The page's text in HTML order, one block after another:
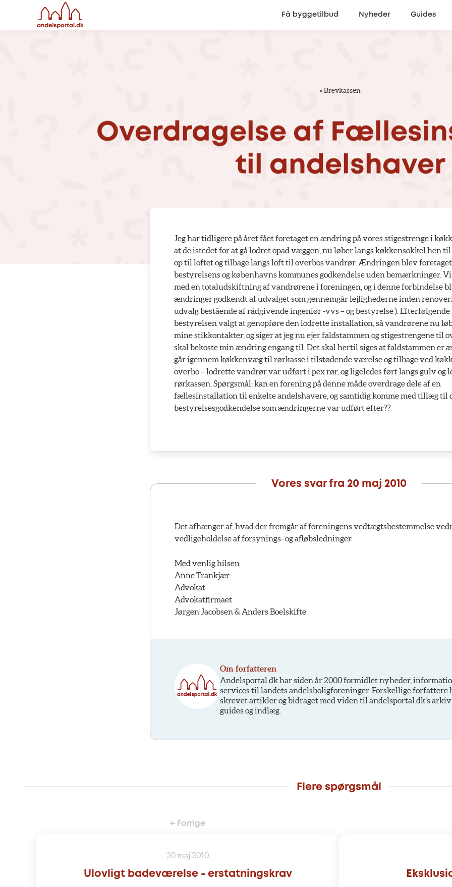
Få byggetilbud Nyheder Guides
«Brevkassen
Overdragelse af
til
andelshaver
Jeg har tidligere på året fået foretaget en ændring på vores stigestrenge i
at de istedet for at gå lodret opad væggen, nu løber langs køkkensokkel hen
op til loftet og tilbage langs loft til overbos vandrør. Ændringen blev foretaget
bestyrelsens og københavns kommunes godkendelse uden bemærkninger.
med en totaludskiftning af vandrørene i foreningen, og i denne forbindelse
ændringer godkendt af udvalget som gennemgår lejlighederne inden
udvalg bestående af rådgivende ingeniør -vvs – og bestyrelse ). Efterfølgende
bestyrelsen valgt at genopføre den lodrette installation, så vandrørene nu
mine stikkontakter, og siger at jeg nu ejer faldstammen og stigestrengene til
skal bekoste min ændring engang til. Det skal hertil siges at faldstammen er
går igennem køkkenvæg til rørkasse i tilstødende værelse og tilbage ved
overbo – lodrette vandrør var udført i pex rør, og ligeledes ført langs gulv og
rørkassen. Spørgsmål: kan en forening på denne måde overdrage dele af en
fællesinstallation til enkelte andelshavere, og samtidig komme med tillæg til
bestyrelsesgodkendelse som ændringerne var udført efter??
Vores svar fra 20 maj 2010
Det afhænger af, hvad der fremgår af foreningens vedtægtsbestemmelse
vedligeholdelse af forsynings- og afløbsledninger.
Med venlig hilsen
Anne Trankjær
Advokat
Advokatfirmaet
Jørgen Jacobsen & Anders Boelskifte
Om forfatteren
Andelsportal.dk har siden år 2000 formidlet nyheder,
services til landets andelsboligforeninger. Forskellige forfattere
skrevet artikler og bidraget med viden til andelsportal.dk’s
guides og indlæg.
Flere spørgsmål
← Forrige
20 maj 2010
Ulovligt badeværelse - erstatningskrav